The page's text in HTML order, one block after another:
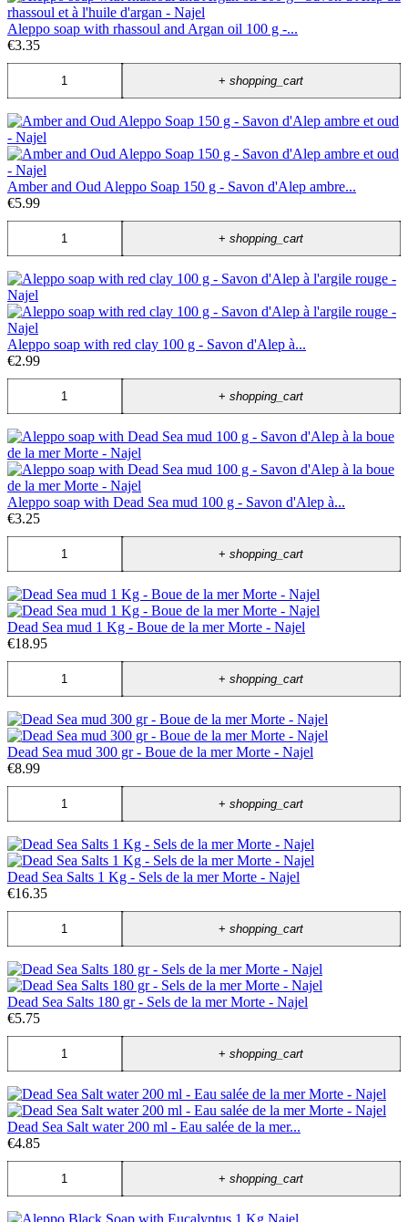
Aleppo soap with rhassoul and Argan oil 100 g -...
€3.35
+shopping_cart
Amber and Oud Aleppo Soap 150 g - Savon d'Alep ambre...
€5.99
+shopping_cart
Aleppo soap with red clay 100 g - Savon d'Alep à...
€2.99
+shopping_cart
Aleppo soap with Dead Sea mud 100 g - Savon d'Alep à...
€3.25
+shopping_cart
Dead Sea mud 1 Kg - Boue de la mer Morte - Najel
€18.95
+shopping_cart
Dead Sea mud 300 gr - Boue de la mer Morte - Najel
€8.99
+shopping_cart
Dead Sea Salts 1 Kg - Sels de la mer Morte - Najel
€16.35
+shopping_cart
Dead Sea Salts 180 gr - Sels de la mer Morte - Najel
€5.75
+shopping_cart
Dead Sea Salt water 200 ml - Eau salée de la mer...
€4.85
+shopping_cart